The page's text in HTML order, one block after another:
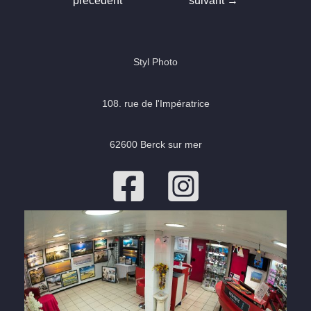
Styl Photo
108. rue de l'Impératrice
62600 Berck sur mer